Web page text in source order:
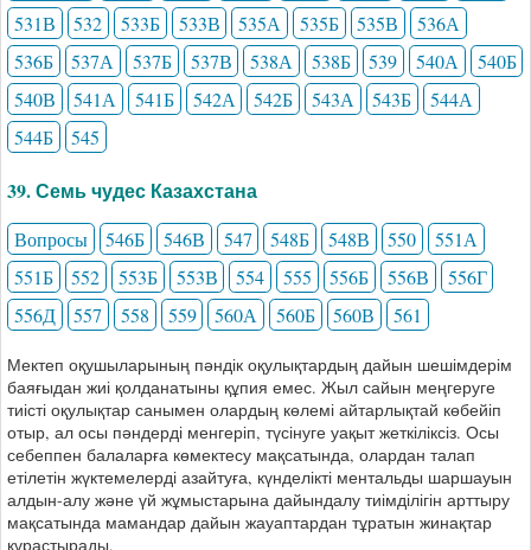
531В
532 533Б 533В 535А 535Б 535В
536А
536Б
537А 537Б 537В 538А 538Б 539 540А
540Б
540В
541А 541Б 542А 542Б 543А 543Б
544А
544Б
545
39. Семь чудес Казахстана
Вопросы 546Б 546В 547 548Б 548В 550
551А
551Б
552 553Б 553В 554 555 556Б 556В
556Г
556Д
557 558 559 560А 560Б 560В 561
Мектеп оқушыларының пәндік оқулықтардың дайын шешімдерім
баяғыдан жиі қолданатыны құпия емес. Жыл сайын меңгеруге
тиісті оқулықтар санымен олардың көлемі айтарлықтай көбейіп
отыр, ал осы пәндерді менгеріп, түсінуге уақыт жеткіліксіз. Осы
себеппен балаларға көмектесу мақсатында, олардан талап
етілетін жүктемелерді азайтуға, күнделікті ментальды шаршауын
алдын-алу және үй жұмыстарына дайындалу тиімділігін арттыру
мақсатында мамандар дайын жауаптардан тұратын жинақтар
құрастырады.